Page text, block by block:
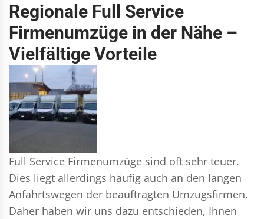
Regionale Full Service
Firmenumzüge in der Nähe –
Vielfältige Vorteile
Full Service Firmenumzüge sind oft sehr teuer.
Dies liegt allerdings häufig auch an den langen
Anfahrtswegen der beauftragten Umzugsfirmen.
Daher haben wir uns dazu entschieden, Ihnen